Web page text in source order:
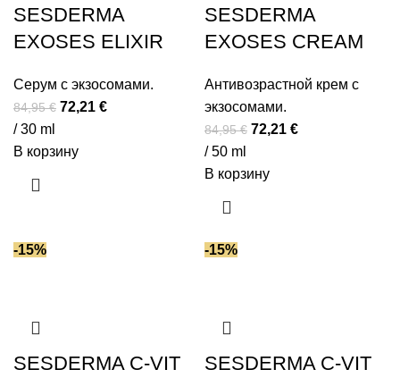
SESDERMA
EXOSES ELIXIR
Серум с экзосомами.
84,95€ Первоначальная
составляла
72,21 €Текущая
/ 30 ml
В корзину
SESDERMA
EXOSES CREAM
Антивозрастной крем с
экзосомами.
84,95€ Первоначальная
составляла
72,21 €Текущая
/ 50 ml
В корзину
-15%
SESDERMA C-VIT
-15%
SESDERMA C-VIT